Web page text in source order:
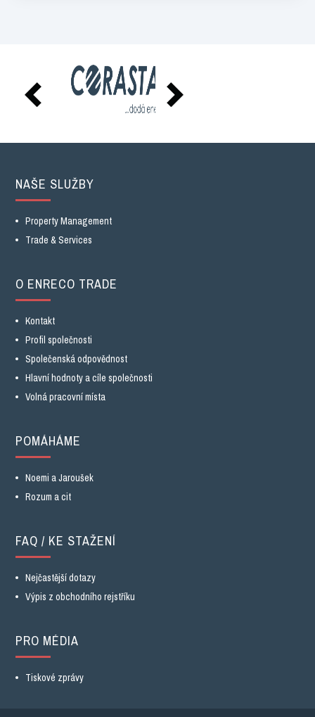
NAŠE SLUŽBY
Property Management
Trade & Services
O ENRECO TRADE
Kontakt
Profil společnosti
Společenská odpovědnost
Hlavní hodnoty a cíle společnosti
Volná pracovní místa
POMÁHÁME
Noemi a Jaroušek
Rozum a cit
FAQ / KE STAŽENÍ
Nejčastější dotazy
Výpis z obchodního rejstříku
PRO MÉDIA
Tiskové zprávy